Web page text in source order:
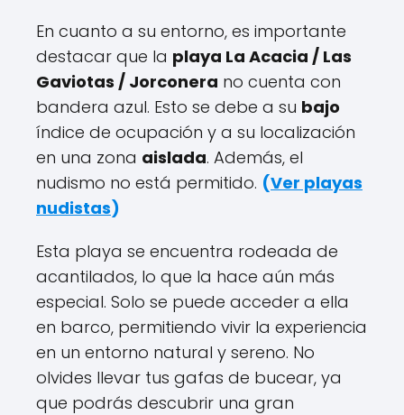
En cuanto a su entorno, es importante
destacar que la playa La Acacia / Las
Gaviotas / Jorconera no cuenta con
bandera azul. Esto se debe a su bajo
índice de ocupación y a su localización
en una zona aislada. Además, el
nudismo no está permitido. (Ver playas
nudistas)
Esta playa se encuentra rodeada de
acantilados, lo que la hace aún más
especial. Solo se puede acceder a ella
en barco, permitiendo vivir la experiencia
en un entorno natural y sereno. No
olvides llevar tus gafas de bucear, ya
que podrás descubrir una gran